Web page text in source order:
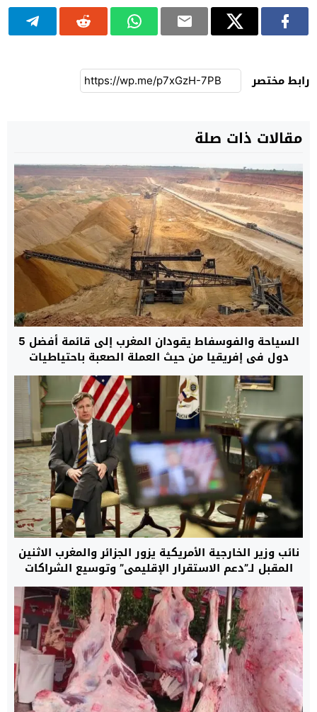
رابط مختصر
مقالات ذات صلة
السياحة والفوسفاط يقودان المغرب إلى قائمة أفضل 5
دول في إفريقيا من حيث العملة الصعبة باحتياطيات
قياسية بلغت 48,6 مليار دولار
نائب وزير الخارجية الأمريكية يزور الجزائر والمغرب الاثنين
المقبل لـ”دعم الاستقرار الإقليمي” وتوسيع الشراكات
الاستراتيجية